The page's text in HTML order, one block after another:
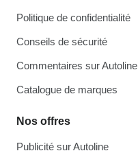
Politique de confidentialité
Conseils de sécurité
Commentaires sur Autoline
Catalogue de marques
Nos offres
Publicité sur Autoline